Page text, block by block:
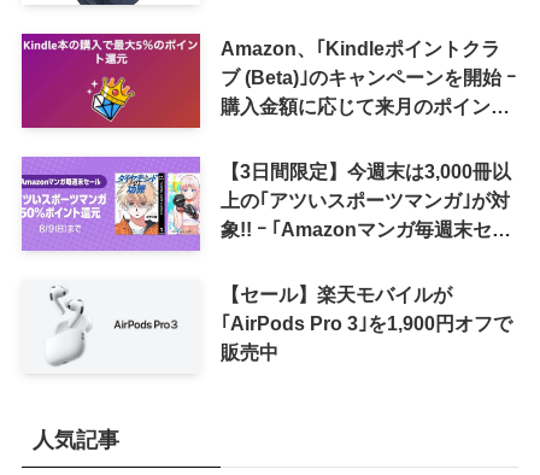
Amazon、｢Kindleポイントクラ
ブ (Beta)｣のキャンペーンを開始 ｰ
購入金額に応じて来月のポイント
【3日間限定】今週末は3,000冊以
上の｢アツいスポーツマンガ｣が対
象!! ｰ ｢Amazonマンガ毎週末セー
【セール】楽天モバイルが
｢AirPods Pro 3｣を1,900円オフで
販売中
人気記事